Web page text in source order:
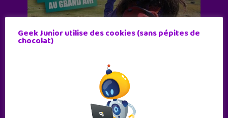
Geek Junior utilise des cookies (sans pépites de
chocolat)